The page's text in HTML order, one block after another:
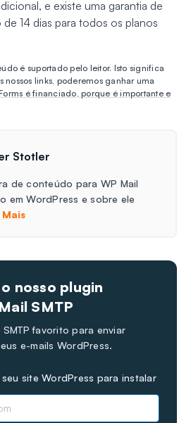
e existe uma garantia de
14 dias para todos os planos
é suportado pelo leitor. Isto significa
links, poderemos ganhar uma
é financiado, porque é importante e
Stotler
de conteúdo para WP Mail
em WordPress e sobre ele
nosso plugin
SMTP
favorito para enviar
e-mails WordPress.
site WordPress para instalar